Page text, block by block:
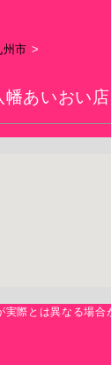
州市 >
幡あいおい店
際とは異なる場合